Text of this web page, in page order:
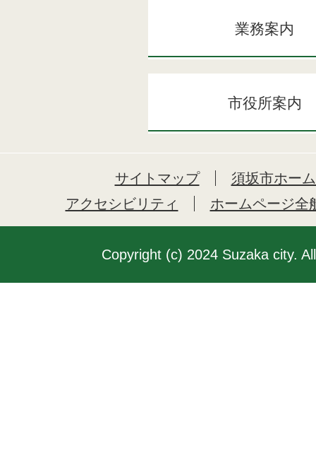
業務案内
市役所案内
サイトマップ
須坂市ホー
アクセシビリティ
ホームページ全
Copyright (c) 2024 Suzaka city.